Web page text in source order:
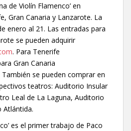
de Violín Flamenco’ en
Gran Canaria y Lanzarote. La
enero al 21. Las entradas para
se pueden adquirir
. Para Tenerife
Gran Canaria
También se pueden comprar en
teatros: Auditorio Insular
Leal de La Laguna, Auditorio
Atlántida.
es el primer trabajo de Paco